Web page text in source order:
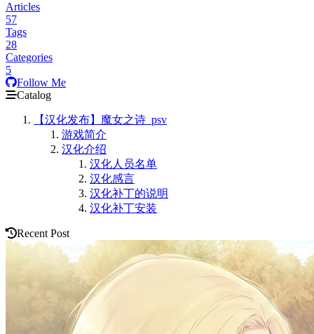
Articles
57
Tags
28
Categories
5
Follow Me
Catalog
【汉化发布】魔女之诗_psv
游戏简介
汉化介绍
汉化人员名单
汉化感言
汉化补丁的说明
汉化补丁安装
Recent Post